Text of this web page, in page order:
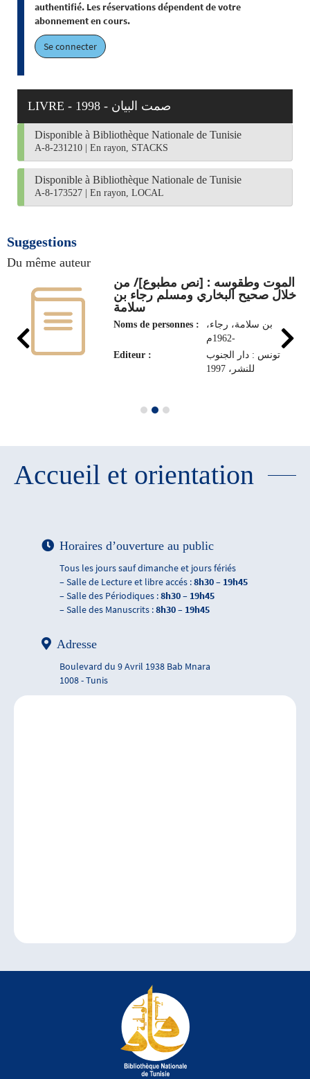
authentifié. Les réservations dépendent de votre
abonnement en cours.
Se connecter
LIVRE - 1998 - صمت البيان
Disponible à Bibliothèque Nationale de Tunisie
A-8-231210 En rayon, STACKS
Disponible à Bibliothèque Nationale de Tunisie
A-8-173527 En rayon, LOCAL
Suggestions
Du même auteur
الموت وطقوسه : [نص مطبوع]/ من
خلال صحيح البخاري ومسلم رجاء بن
سلامة
Noms de personnes :
بن سلامة، رجاء،
1962م-
Editeur :
تونس : دار الجنوب
للنشر، 1997
Accueil et orientation
Horaires d’ouverture au public
Tous les jours sauf dimanche et jours fériés
– Salle de Lecture et libre accés :8h30 – 19h45
– Salle des Périodiques :8h30 – 19h45
– Salle des Manuscrits :8h30 – 19h45
Adresse
Boulevard du 9 Avril 1938 Bab Mnara
1008 - Tunis